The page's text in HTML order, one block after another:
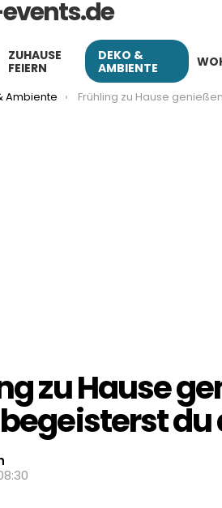
ZUHAUSE
FEIERN
DEKO &
AMBIENTE
Ambiente Frühling zu Hause genießen: mit diesen 15 Ideen begeisterst
zu Hause